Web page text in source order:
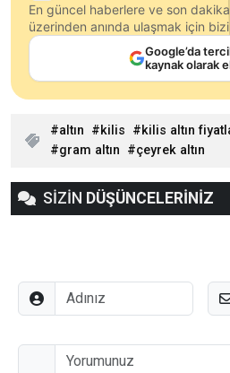
En güncel haberlere ve son
üzerinden anında ulaşmak için
Google’da
kaynak olarak
altın kilis
kilis altın
gram altın
çeyrek altın
SİZİN DÜŞÜNCELERİNİZ
Adınız E-
Düşünceleriniz